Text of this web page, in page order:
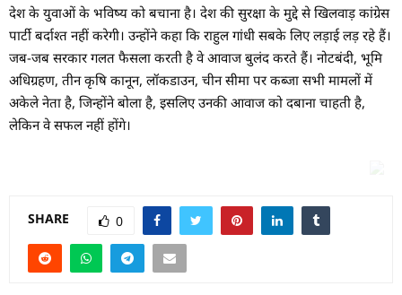
देश के युवाओं के भविष्य को बचाना है। देश की सुरक्षा के मुद्दे से खिलवाड़ कांग्रेस
पार्टी बर्दाश्त नहीं करेगी। उन्होंने कहा कि राहुल गांधी सबके लिए लड़ाई लड़ रहे हैं।
जब-जब सरकार गलत फैसला करती है वे आवाज बुलंद करते हैं। नोटबंदी, भूमि
अधिग्रहण, तीन कृषि कानून, लॉकडाउन, चीन सीमा पर कब्जा सभी मामलों में
अकेले नेता है, जिन्होंने बोला है, इसलिए उनकी आवाज को दबाना चाहती है,
लेकिन वे सफल नहीं होंगे।
SHARE 0